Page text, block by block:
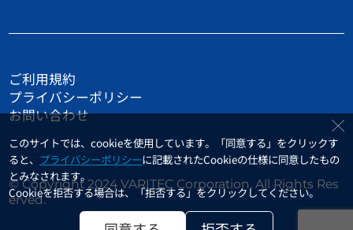
このサイトでは、cookieを使用しています。「同意する」をクリックす
ると、 プライバシーポリシーに記載されたCookieの仕様に同意したもの
とみなされます。
Cookieを拒否する場合は、「拒否する」をクリックしてください。
ご利用規約
プライバシーポリシー
お問い合わせ
© Copyright 2024 VARITEC Corporation. All Rights Res
erved.